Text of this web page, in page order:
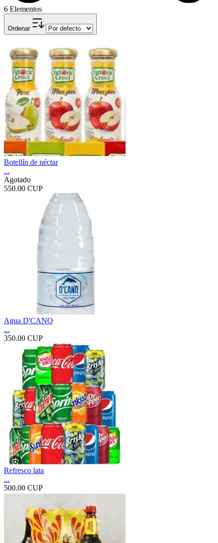
6 Elementos
Ordenar
Botellín de néctar
...
Agotado
550.00 CUP
Agua D'CANO
...
350.00 CUP
Refresco lata
...
500.00 CUP